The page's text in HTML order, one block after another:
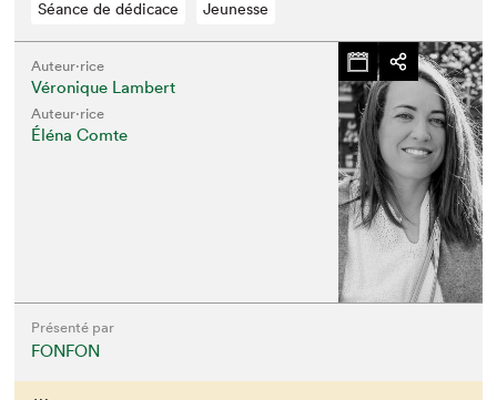
Séance de dédicace Jeunesse
Auteur·rice
Véronique Lambert
Auteur·rice
Éléna Comte
Présenté par
FONFON